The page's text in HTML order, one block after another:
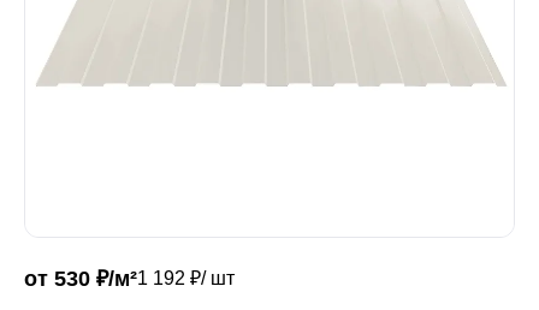
Профили для гипсокартона
от 530 ₽/м²1 192 ₽/ шт